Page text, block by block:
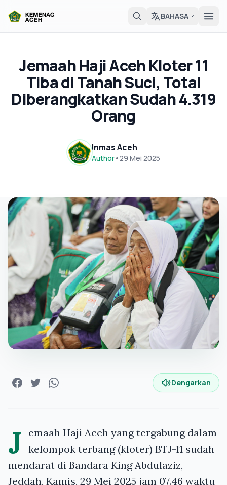
BAHASA
Jemaah Haji Aceh Kloter 11
Tiba di Tanah Suci, Total
Diberangkatkan Sudah 4.319
Orang
Inmas Aceh
Author•29 Mei 2025
Dengarkan
J emaah Haji Aceh yang tergabung dalam
kelompok terbang (kloter) BTJ-11 sudah
mendarat di Bandara King Abdulaziz,
Jeddah, Kamis, 29 Mei 2025 jam 07.46 waktu